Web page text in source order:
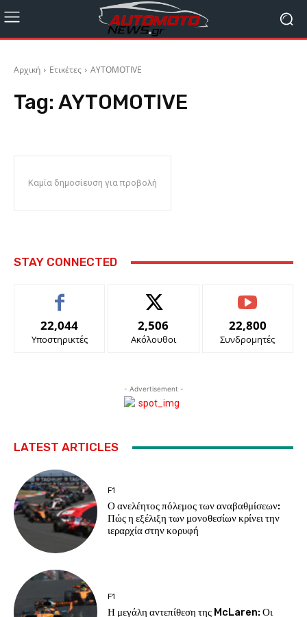
Αρχική Ετικέτες AYTOMOTIVE
Tag: AYTOMOTIVE
Καμία δημοσίευση για προβολή
STAY CONNECTED
22,044
Υποστηρικτές
2,506
Ακόλουθοι
22,800
Συνδρομητές
- Advertisement -
LATEST ARTICLES
F1
Ο ανελέητος πόλεμος των αναβαθμίσεων:
Πώς η εξέλιξη των μονοθεσίων κρίνει την
ιεραρχία στην κορυφή
F1
Η μεγάλη αντεπίθεση της McLaren: Οι